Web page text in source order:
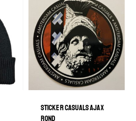
GA NAAR DE WINKEL
STICKER CASUALS AJAX
ROND